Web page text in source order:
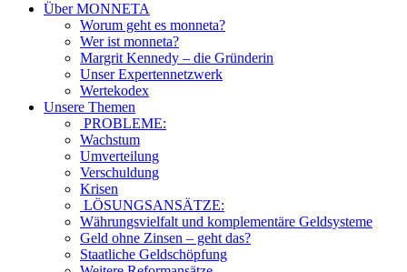
Über MONNETA
Worum geht es monneta?
Wer ist monneta?
Margrit Kennedy – die Gründerin
Unser Expertennetzwerk
Wertekodex
Unsere Themen
PROBLEME:
Wachstum
Umverteilung
Verschuldung
Krisen
LÖSUNGSANSÄTZE:
Währungsvielfalt und komplementäre Geldsysteme
Geld ohne Zinsen – geht das?
Staatliche Geldschöpfung